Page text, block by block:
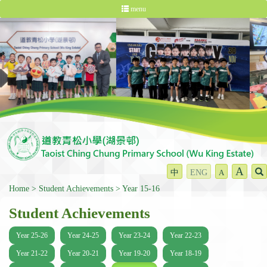
menu
中 ENG A A
Home Student Achievements Year 15-16
Student Achievements
Year 25-26 Year 24-25 Year 23-24 Year 22-23
Year 21-22 Year 20-21 Year 19-20 Year 18-19